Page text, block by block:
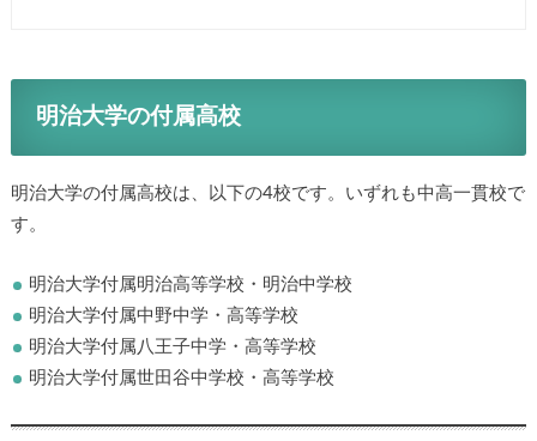
明治大学の付属高校
明治大学の付属高校は、以下の4校です。いずれも中高一貫校で
す。
明治大学付属明治高等学校・明治中学校
明治大学付属中野中学・高等学校
明治大学付属八王子中学・高等学校
明治大学付属世田谷中学校・高等学校